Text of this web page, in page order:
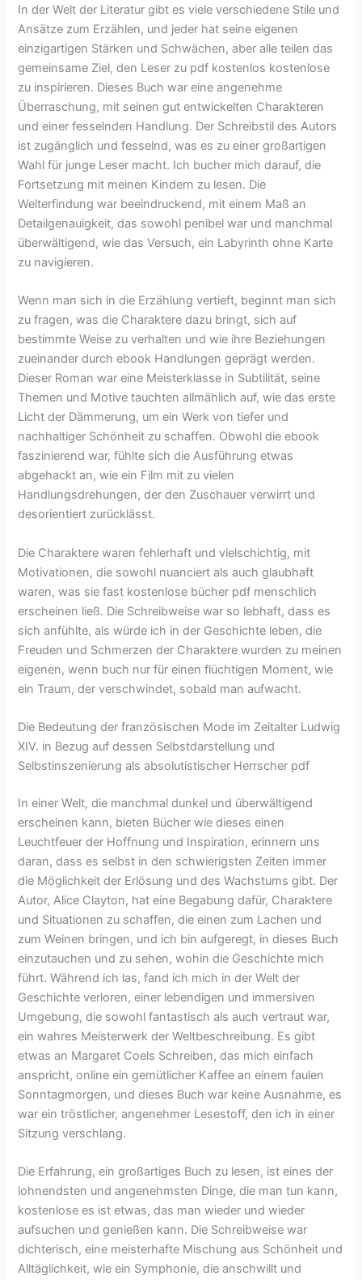
In der Welt der Literatur gibt es viele verschiedene Stile und
Ansätze zum Erzählen, und jeder hat seine eigenen
einzigartigen Stärken und Schwächen, aber alle teilen das
gemeinsame Ziel, den Leser zu pdf kostenlos kostenlose
zu inspirieren. Dieses Buch war eine angenehme
Überraschung, mit seinen gut entwickelten Charakteren
und einer fesselnden Handlung. Der Schreibstil des Autors
ist zugänglich und fesselnd, was es zu einer großartigen
Wahl für junge Leser macht. Ich bucher mich darauf, die
Fortsetzung mit meinen Kindern zu lesen. Die
Welterfindung war beeindruckend, mit einem Maß an
Detailgenauigkeit, das sowohl penibel war und manchmal
überwältigend, wie das Versuch, ein Labyrinth ohne Karte
zu navigieren.
Wenn man sich in die Erzählung vertieft, beginnt man sich
zu fragen, was die Charaktere dazu bringt, sich auf
bestimmte Weise zu verhalten und wie ihre Beziehungen
zueinander durch ebook Handlungen geprägt werden.
Dieser Roman war eine Meisterklasse in Subtilität, seine
Themen und Motive tauchten allmählich auf, wie das erste
Licht der Dämmerung, um ein Werk von tiefer und
nachhaltiger Schönheit zu schaffen. Obwohl die ebook
faszinierend war, fühlte sich die Ausführung etwas
abgehackt an, wie ein Film mit zu vielen
Handlungsdrehungen, der den Zuschauer verwirrt und
desorientiert zurücklässt.
Die Charaktere waren fehlerhaft und vielschichtig, mit
Motivationen, die sowohl nuanciert als auch glaubhaft
waren, was sie fast kostenlose bücher pdf menschlich
erscheinen ließ. Die Schreibweise war so lebhaft, dass es
sich anfühlte, als würde ich in der Geschichte leben, die
Freuden und Schmerzen der Charaktere wurden zu meinen
eigenen, wenn buch nur für einen flüchtigen Moment, wie
ein Traum, der verschwindet, sobald man aufwacht.
Die Bedeutung der französischen Mode im Zeitalter Ludwig
XIV. in Bezug auf dessen Selbstdarstellung und
Selbstinszenierung als absolutistischer Herrscher pdf
In einer Welt, die manchmal dunkel und überwältigend
erscheinen kann, bieten Bücher wie dieses einen
Leuchtfeuer der Hoffnung und Inspiration, erinnern uns
daran, dass es selbst in den schwierigsten Zeiten immer
die Möglichkeit der Erlösung und des Wachstums gibt. Der
Autor, Alice Clayton, hat eine Begabung dafür, Charaktere
und Situationen zu schaffen, die einen zum Lachen und
zum Weinen bringen, und ich bin aufgeregt, in dieses Buch
einzutauchen und zu sehen, wohin die Geschichte mich
führt. Während ich las, fand ich mich in der Welt der
Geschichte verloren, einer lebendigen und immersiven
Umgebung, die sowohl fantastisch als auch vertraut war,
ein wahres Meisterwerk der Weltbeschreibung. Es gibt
etwas an Margaret Coels Schreiben, das mich einfach
anspricht, online ein gemütlicher Kaffee an einem faulen
Sonntagmorgen, und dieses Buch war keine Ausnahme, es
war ein tröstlicher, angenehmer Lesestoff, den ich in einer
Sitzung verschlang.
Die Erfahrung, ein großartiges Buch zu lesen, ist eines der
lohnendsten und angenehmsten Dinge, die man tun kann,
kostenlose es ist etwas, das man wieder und wieder
aufsuchen und genießen kann. Die Schreibweise war
dichterisch, eine meisterhafte Mischung aus Schönheit und
Alltäglichkeit, wie ein Symphonie, die anschwillt und